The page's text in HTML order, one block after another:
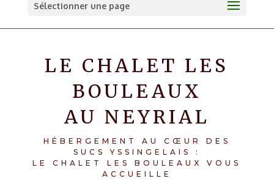
Sélectionner une page
LE CHALET LES
BOULEAUX
AU NEYRIAL
HÉBERGEMENT AU CŒUR DES
SUCS YSSINGELAIS :
LE CHALET LES BOULEAUX VOUS
ACCUEILLE